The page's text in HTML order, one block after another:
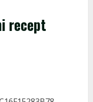
recept